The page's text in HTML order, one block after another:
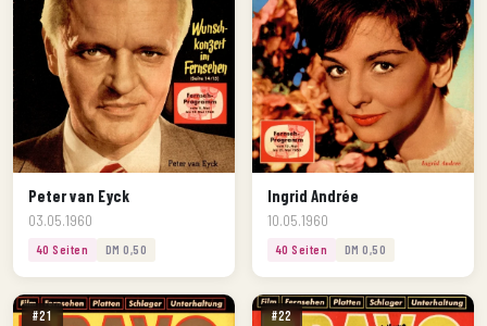
Peter van Eyck
03.05.1960
40 Seiten DM 0,50
Ingrid Andrée
10.05.1960
40 Seiten DM 0,50
#21 #22